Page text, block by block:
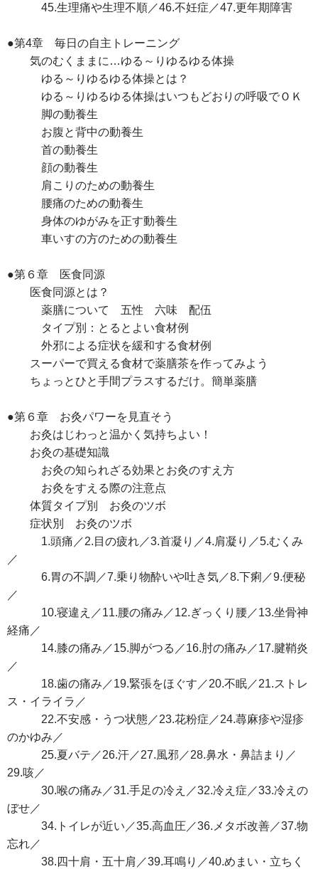
45.生理痛や生理不順／46.不妊症／47.更年期障害
●第4章 毎日の自主トレーニング
気のむくままに…ゆる～りゆるゆる体操
ゆる～りゆるゆる体操とは？
ゆる～りゆるゆる体操はいつもどおりの呼吸でＯＫ
脚の動養生
お腹と背中の動養生
首の動養生
顔の動養生
肩こりのための動養生
腰痛のための動養生
身体のゆがみを正す動養生
車いすの方のための動養生
●第６章 医食同源
医食同源とは？
薬膳について 五性 六味 配伍
タイプ別：とるとよい食材例
外邪による症状を緩和する食材例
スーパーで買える食材で薬膳茶を作ってみよう
ちょっとひと手間プラスするだけ。簡単薬膳
●第６章 お灸パワーを見直そう
お灸はじわっと温かく気持ちよい！
お灸の基礎知識
お灸の知られざる効果とお灸のすえ方
お灸をすえる際の注意点
体質タイプ別 お灸のツボ
症状別 お灸のツボ
1.頭痛／2.目の疲れ／3.首凝り／4.肩凝り／5.むくみ
／
6.胃の不調／7.乗り物酔いや吐き気／8.下痢／9.便秘
／
10.寝違え／11.腰の痛み／12.ぎっくり腰／13.坐骨神
経痛／
14.膝の痛み／15.脚がつる／16.肘の痛み／17.腱鞘炎
／
18.歯の痛み／19.緊張をほぐす／20.不眠／21.ストレ
ス・イライラ／
22.不安感・うつ状態／23.花粉症／24.蕁麻疹や湿疹
のかゆみ／
25.夏バテ／26.汗／27.風邪／28.鼻水・鼻詰まり／
29.咳／
30.喉の痛み／31.手足の冷え／32.冷え症／33.冷えの
ぼせ／
34.トイレが近い／35.高血圧／36.メタボ改善／37.物
忘れ／
38.四十肩・五十肩／39.耳鳴り／40.めまい・立ちく